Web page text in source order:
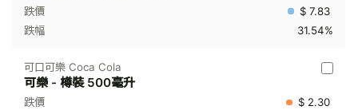
$ 7.83
31.54%
可口可樂 Coca Cola
可樂 - 樽裝 500毫升
$ 2.30